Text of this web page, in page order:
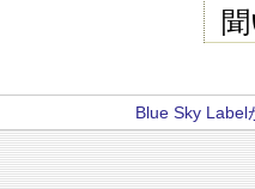
Blue Sky Label